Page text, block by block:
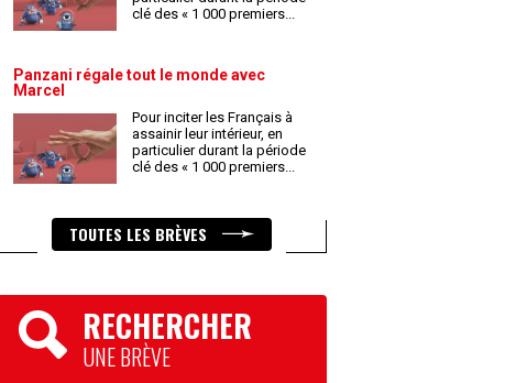
clé des « 1 000 premiers...
Panzani régale tout le monde avec
Marcel
Pour inciter les Français à
assainir leur intérieur, en
particulier durant la période
clé des « 1 000 premiers...
TOUTES LES BRÈVES
RECHERCHER
UNE BRÈVE